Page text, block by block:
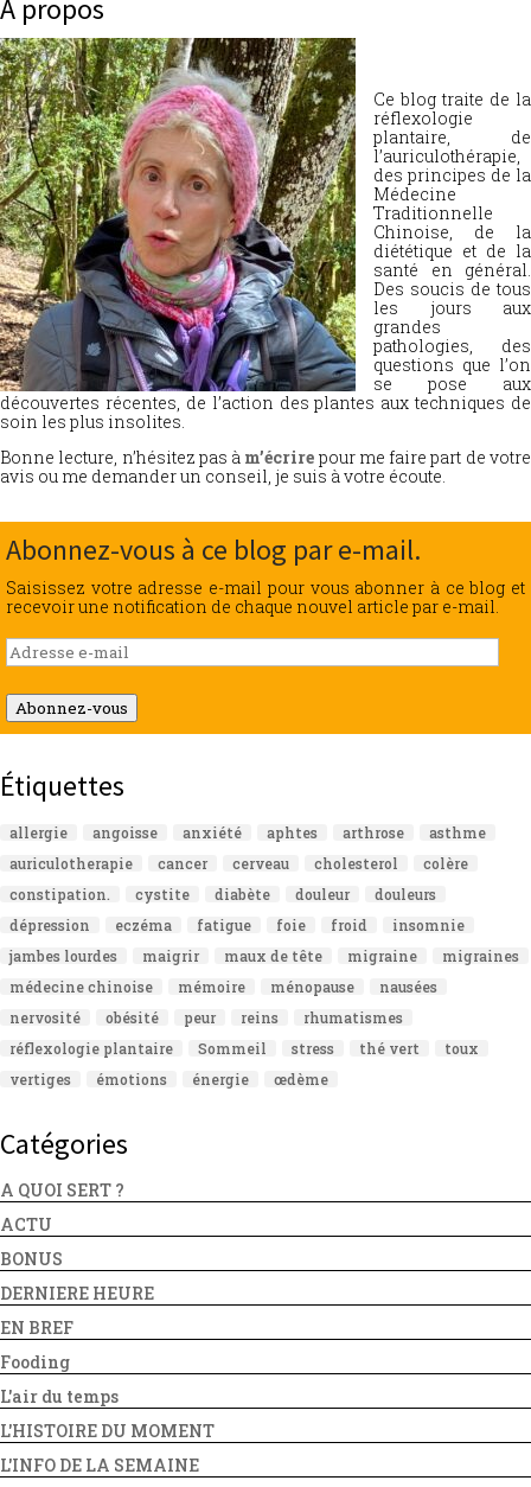
À propos
Ce blog traite de la
réflexologie
plantaire, de
l’auriculothérapie,
des principes de la
Médecine
Traditionnelle
Chinoise, de la
diététique et de la
santé en général.
Des soucis de tous
les jours aux
grandes
pathologies, des
questions que l’on
se pose aux
découvertes récentes, de l’action des plantes aux techniques de
soin les plus insolites.
Bonne lecture, n’hésitez pas à m’écrire pour me faire part de votre
avis ou me demander un conseil, je suis à votre écoute.
Abonnez-vous à ce blog par e-mail.
Saisissez votre adresse e-mail pour vous abonner à ce blog et
recevoir une notification de chaque nouvel article par e-mail.
Adresse
e-
mail
Abonnez-vous
Étiquettes
allergie angoisse anxiété aphtes arthrose
asthme
auriculotherapie
cancer cerveau cholesterol
colère
constipation.
cystite diabète douleur
douleurs
dépression
eczéma fatigue foie froid
insomnie
jambes lourdes
maigrir maux de tête migraine
migraines
médecine chinoise
mémoire ménopause
nausées
nervosité
obésité peur reins
rhumatismes
réflexologie plantaire
Sommeil stress thé vert
toux
vertiges
émotions énergie œdème
Catégories
A QUOI SERT ?
ACTU
BONUS
DERNIERE HEURE
EN BREF
Fooding
L'air du temps
L'HISTOIRE DU MOMENT
L'INFO DE LA SEMAINE